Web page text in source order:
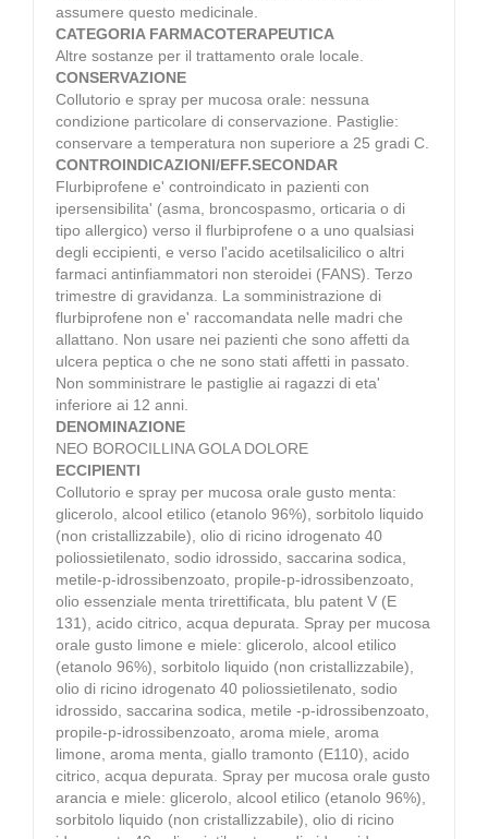
assumere questo medicinale.
CATEGORIA FARMACOTERAPEUTICA
Altre sostanze per il trattamento orale locale.
CONSERVAZIONE
Collutorio e spray per mucosa orale: nessuna
condizione particolare di conservazione. Pastiglie:
conservare a temperatura non superiore a 25 gradi C.
CONTROINDICAZIONI/EFF.SECONDAR
Flurbiprofene e' controindicato in pazienti con
ipersensibilita' (asma, broncospasmo, orticaria o di
tipo allergico) verso il flurbiprofene o a uno qualsiasi
degli eccipienti, e verso l'acido acetilsalicilico o altri
farmaci antinfiammatori non steroidei (FANS). Terzo
trimestre di gravidanza. La somministrazione di
flurbiprofene non e' raccomandata nelle madri che
allattano. Non usare nei pazienti che sono affetti da
ulcera peptica o che ne sono stati affetti in passato.
Non somministrare le pastiglie ai ragazzi di eta'
inferiore ai 12 anni.
DENOMINAZIONE
NEO BOROCILLINA GOLA DOLORE
ECCIPIENTI
Collutorio e spray per mucosa orale gusto menta:
glicerolo, alcool etilico (etanolo 96%), sorbitolo liquido
(non cristallizzabile), olio di ricino idrogenato 40
poliossietilenato, sodio idrossido, saccarina sodica,
metile-p-idrossibenzoato, propile-p-idrossibenzoato,
olio essenziale menta trirettificata, blu patent V (E
131), acido citrico, acqua depurata. Spray per mucosa
orale gusto limone e miele: glicerolo, alcool etilico
(etanolo 96%), sorbitolo liquido (non cristallizzabile),
olio di ricino idrogenato 40 poliossietilenato, sodio
idrossido, saccarina sodica, metile -p-idrossibenzoato,
propile-p-idrossibenzoato, aroma miele, aroma
limone, aroma menta, giallo tramonto (E110), acido
citrico, acqua depurata. Spray per mucosa orale gusto
arancia e miele: glicerolo, alcool etilico (etanolo 96%),
sorbitolo liquido (non cristallizzabile), olio di ricino